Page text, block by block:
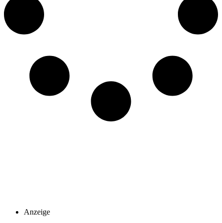
Anzeige